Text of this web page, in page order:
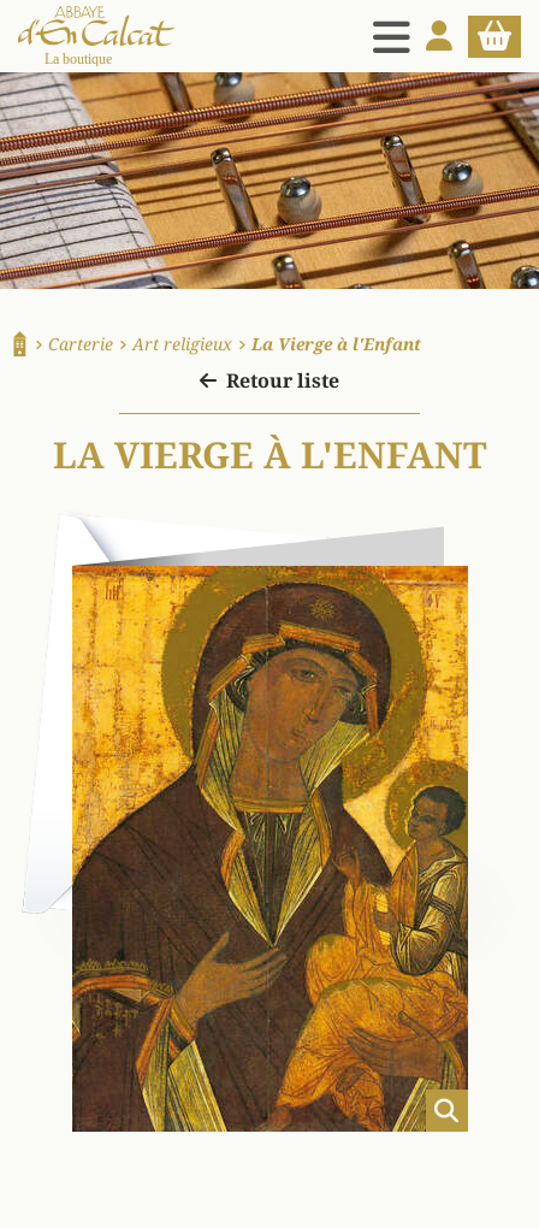
MENU
La boutique d'en Calcat
MON PANIER
Carterie Art religieux La Vierge à l'Enfant
Retour liste
LA VIERGE À L'ENFANT